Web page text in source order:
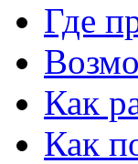
Где
Как
Как